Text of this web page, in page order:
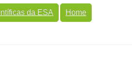
da ESA Home